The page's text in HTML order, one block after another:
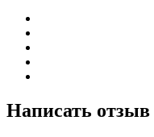
Написать отзыв